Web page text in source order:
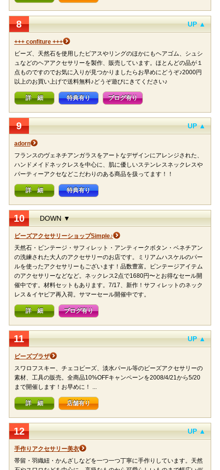
8 UP ▲
+++ confiture +++
ビーズ、天然石を使用したピアスやリングのほかにもヘアゴム、シュシ
ュなどのヘアアクセサリーを製作、販売しています。ほとんどの品が１
点ものですのでお気に入りが見つかりましたらお早めにどうぞ♪2000円
以上のお買い上げで送料無料♪どうぞ遊びにきてください♪
詳 細 特典有り ブログ有り
9 UP ▲
adorn
フランスのヴェネチアンガラスをアートなデザインにアレンジされた、
ハンドメイドネックレスを中心に、肌に優しいステンレスネックレスや
パーティーアクセなどこだわりのある商品を扱ってます！！
詳 細 特典有り
10 DOWN ▼
ビーズアクセサリーショップSimple♪
天然石・ビンテージ・サフィレット・アンティークボタン・ベネチアン
の洗練された大人のアクセサリーのお店です。ミリアムハスケルのパー
ルを使ったアクセサリーもございます！品数豊富。ビンテージアイテム
のアクセサリーなどなど。ネックレス2点で1680円〜とお得なセール開
催中です。材料セットもあります。7/17、新作！サフィレットのネック
レス＆イヤピア再入荷。サマーセール開催中です。
詳 細 ブログ有り
11 UP ▲
ビーズプラザ
スワロフスキー、チェコビーズ、淡水パール等のビーズアクセサリーの
素材、工具の販売。全商品10%OFFキャンペーンを2008/4/21から5/20
まで開催します！お早めに！ ...
詳 細 店舗有り
12 UP ▲
手作りアクセサリー美衣
帯留・羽織紐・かんざしなどを一つ一つ丁寧に手作りしています。天然